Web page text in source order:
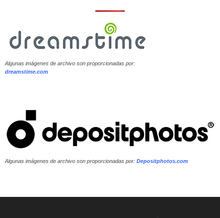
Algunas imágenes de archivo son proporcionadas por:
dreamstime.com
Algunas imágenes de archivo son proporcionadas por: Depositphotos.com